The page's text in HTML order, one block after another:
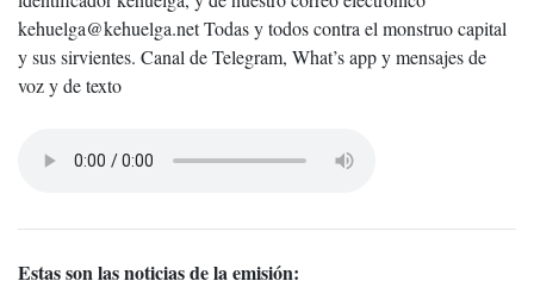
kehuelga@kehuelga.net Todas y todos contra el monstruo capital
y sus sirvientes. Canal de Telegram, What’s app y mensajes de
voz y de texto
Estas son las noticias de la emisión: